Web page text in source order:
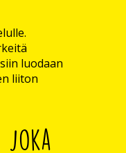
luodaan
liiton
joka